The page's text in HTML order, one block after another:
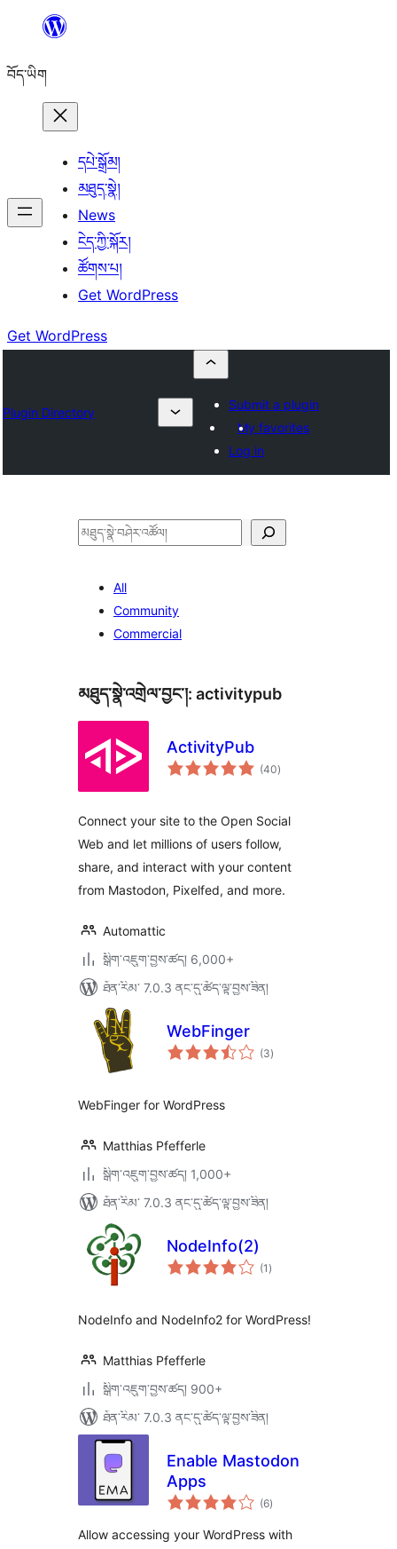
content
བོད་ཡིག
དཔེ་སྒྲོམ།
མཐུད་སྣེ།
News
ངེད་ཀྱི་སྐོར།
ཚོགས་པ།
Get WordPress
Get WordPress
Plugin Directory
Submit a plugin
My favorites
Log in
བཤེར་
All
Community
Commercial
མཐུད་སྣེ་འགྲེལ་བྱང་།: activitypub
ActivityPub
(40གདེང་
འཇོག་
)
Connect your site to the Open Social
Web and let millions of users follow,
share, and interact with your content
from Mastodon, Pixelfed, and more.
Automattic
སྒྲིག་འཇུག་བྱས་ཚད། 6,000+
ཐོན་རིམ་ 7.0.3 ནང་དུ་ཚོད་ལྟ་བྱས་ཟིན།
WebFinger
(3གདེང་
འཇོག་
)
WebFinger for WordPress
Matthias Pfefferle
སྒྲིག་འཇུག་བྱས་ཚད། 1,000+
ཐོན་རིམ་ 7.0.3 ནང་དུ་ཚོད་ལྟ་བྱས་ཟིན།
NodeInfo(2)
(1 གདེང་
འཇོག་
)
NodeInfo and NodeInfo2 for WordPress!
Matthias Pfefferle
སྒྲིག་འཇུག་བྱས་ཚད། 900+
ཐོན་རིམ་ 7.0.3 ནང་དུ་ཚོད་ལྟ་བྱས་ཟིན།
Enable Mastodon
Apps
(6གདེང་
འཇོག་
ཚང་།
)
Allow accessing your WordPress with